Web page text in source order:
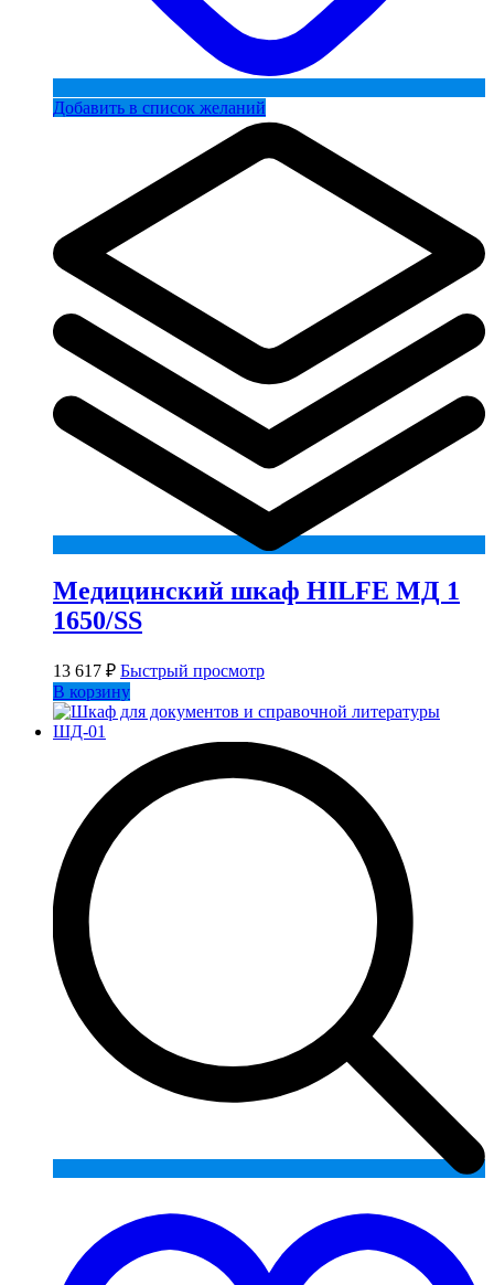
Добавить в список желаний
Медицинский шкаф HILFE МД 1
1650/SS
13 617 ₽ Быстрый просмотр
В корзину